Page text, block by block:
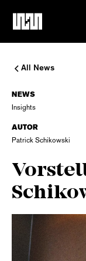
All News
NEWS
Insights
AUTOR
Patrick Schikowski